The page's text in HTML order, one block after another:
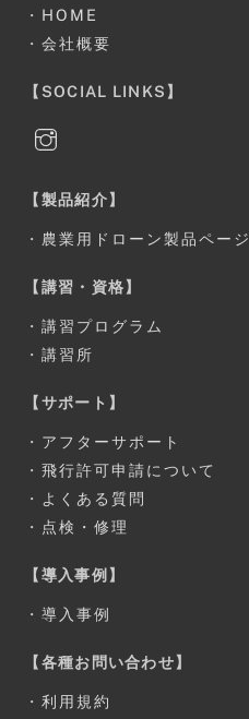
・ HOME
・会社概要
【SOCIAL LINKS】
【製品紹介】
・ 農業用ドローン製品ページ
【講習・資格】
・講習プログラム
・講習所
【サポート】
・ アフターサポート
・飛行許可申請について
・ よくある質問
・ 点検・修理
【導入事例】
・導入事例
【各種お問い合わせ】
・利用規約